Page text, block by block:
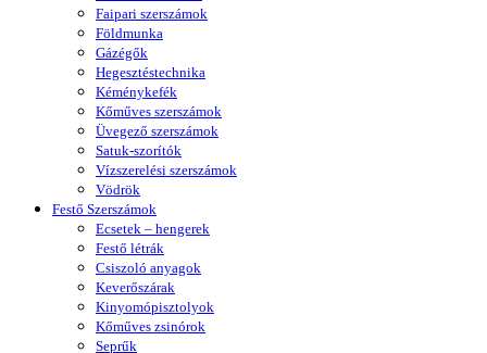
Faipari szerszámok
Földmunka
Gázégők
Hegesztéstechnika
Kéménykefék
Kőműves szerszámok
Üvegező szerszámok
Satuk-szorítók
Vízszerelési szerszámok
Vödrök
Festő Szerszámok
Ecsetek – hengerek
Festő létrák
Csiszoló anyagok
Keverőszárak
Kinyomópisztolyok
Kőműves zsinórok
Seprűk